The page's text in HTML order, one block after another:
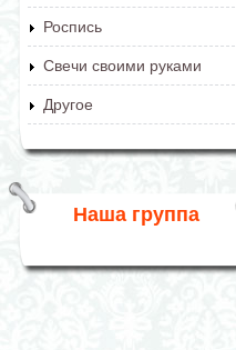
Роспись
Свечи своими руками
Другое
Наша группа